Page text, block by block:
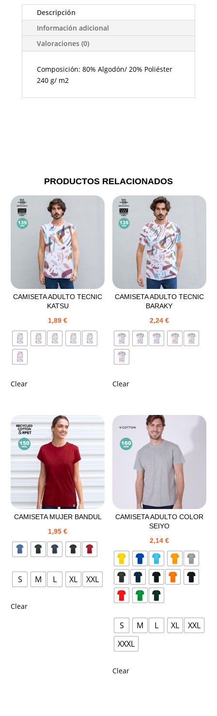
Descripción
Información adicional
Valoraciones (0)
Composición: 80% Algodón/ 20% Poliéster
240 g/ m2
PRODUCTOS RELACIONADOS
CAMISETA ADULTO TECNIC
KATSU
1,89€
Clear
CAMISETA ADULTO TECNIC
BARAKY
2,24 €
Clear
CAMISETA MUJER BANDUL
1,95€
S M L XL XXL
Clear
CAMISETA ADULTO COLOR
SEIYO
2,14 €
S M L XL
XXL
XXXL
Clear